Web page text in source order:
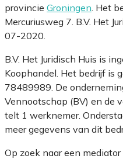
provincie Groningen . Het
Mercuriusweg 7. B.V. Het
07-2020.
B.V. Het Juridisch Huis is
Koophandel. Het bedrijf is
78489989. De
Vennootschap (BV) en de
telt 1 werknemer.
meer gegevens van dit
Op zoek naar een